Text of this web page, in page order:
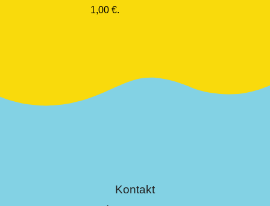
1,00 €.
Kontakt